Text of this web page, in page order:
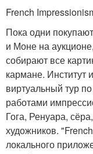
French
Пока одни
и Моне на
собирают все
кармане. Институт
виртуальный тур
работами
Гога, Ренуара,
художников.
локального